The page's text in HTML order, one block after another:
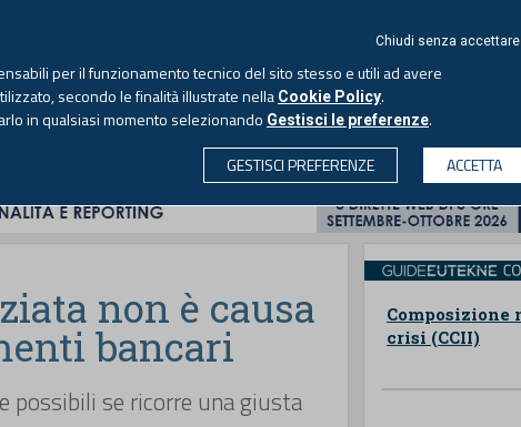
7 agosto 2026 -Aggiornato alle 6.00
ECONOMIA & SOCIETÀ PROFESSIONI
non è causa
bancari
possibili se ricorre una giusta
Composizione negoziata della
crisi (CCII)
Chiudi senza accettare
per il funzionamento tecnico del sito stesso e utili ad avere
secondo le finalità illustrate nella Cookie Policy.
in qualsiasi momento selezionando Gestisci le preferenze.
GESTISCI PREFERENZE
ACCETTA